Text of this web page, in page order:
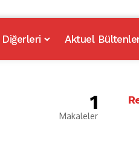
Diğerleri Aktuel
1
Makaleler